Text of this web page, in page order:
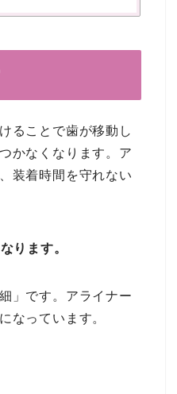
ることで歯が移動し
かなくなります。ア
装着時間を守れない
ります。
」です。アライナー
なっています。